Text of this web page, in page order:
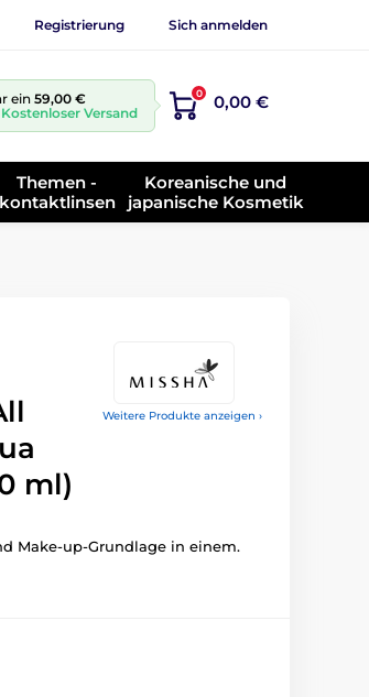
Registrierung Sich anmelden
ein 59,00 €
Kostenloser Versand
0 0,00 €
Themen -
kontaktlinsen
Koreanische und
japanische Kosmetik
Weitere Produkte anzeigen ›
ml)
Make-up-Grundlage in einem.